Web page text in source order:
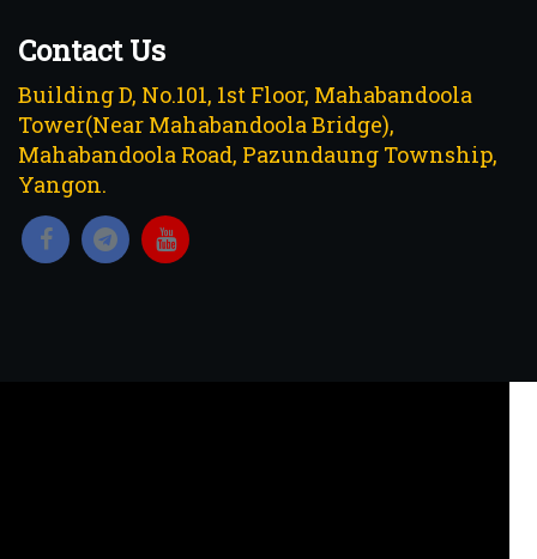
Contact Us
Building D, No.101, 1st Floor, Mahabandoola
Tower(Near Mahabandoola Bridge),
Mahabandoola Road, Pazundaung Township,
Yangon.